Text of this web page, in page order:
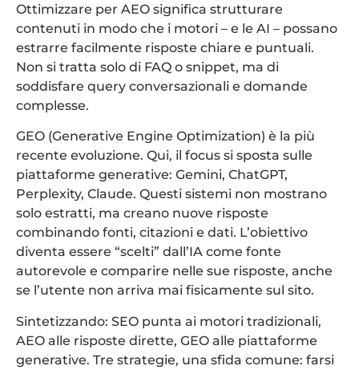
Ottimizzare per AEO significa strutturare
contenuti in modo che i motori – e le AI – possano
estrarre facilmente risposte chiare e puntuali.
Non si tratta solo di FAQ o snippet, ma di
soddisfare query conversazionali e domande
complesse.
GEO (Generative Engine Optimization) è la più
recente evoluzione. Qui, il focus si sposta sulle
piattaforme generative: Gemini, ChatGPT,
Perplexity, Claude. Questi sistemi non mostrano
solo estratti, ma creano nuove risposte
combinando fonti, citazioni e dati. L’obiettivo
diventa essere “scelti” dall’IA come fonte
autorevole e comparire nelle sue risposte, anche
se l’utente non arriva mai fisicamente sul sito.
Sintetizzando: SEO punta ai motori tradizionali,
AEO alle risposte dirette, GEO alle piattaforme
generative. Tre strategie, una sfida comune: farsi